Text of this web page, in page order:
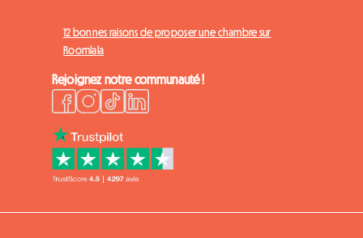
12 bonnes raisons de proposer une chambre sur
Roomlala
Rejoignez notre communauté !